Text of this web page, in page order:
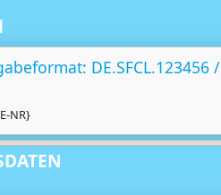
DE.SFCL.123456 /
NR}